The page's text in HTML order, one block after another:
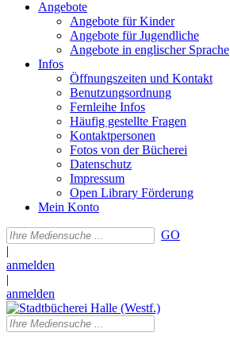
Angebote
Angebote für Kinder
Angebote für Jugendliche
Angebote in englischer Sprache
Infos
Öffnungszeiten und Kontakt
Benutzungsordnung
Fernleihe Infos
Häufig gestellte Fragen
Kontaktpersonen
Fotos von der Bücherei
Datenschutz
Impressum
Open Library Förderung
Mein Konto
GO
|
anmelden
|
anmelden